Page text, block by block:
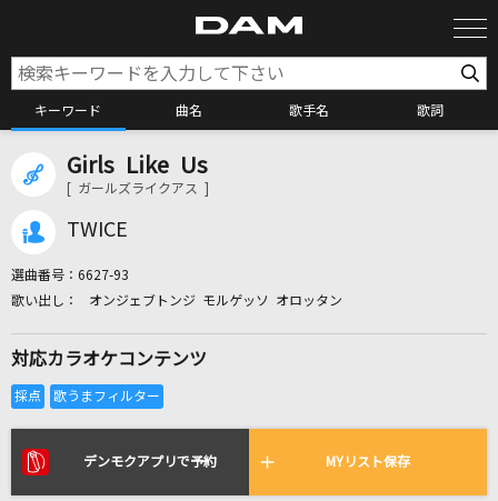
キーワード 曲名 歌手名 歌詞
カラオケ検索
リアルタイムで歌われている曲の一覧
Girls Like Us
[ ガールズライクアス ]
TWICE
選曲番号： 6627-93
オンジェブトンジ モルゲッソ オロッタン
対応カラオケコンテンツ
デンモクアプリで予約 MYリスト保存